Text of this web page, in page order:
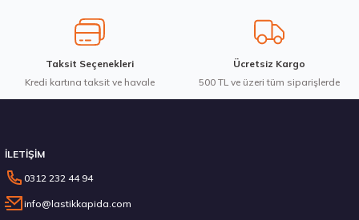
Taksit Seçenekleri
Kredi kartına taksit ve havale
Ücretsiz Kargo
500 TL ve üzeri tüm siparişlerde
İLETİŞİM
0312 232 44 94
info@lastikkapida.com